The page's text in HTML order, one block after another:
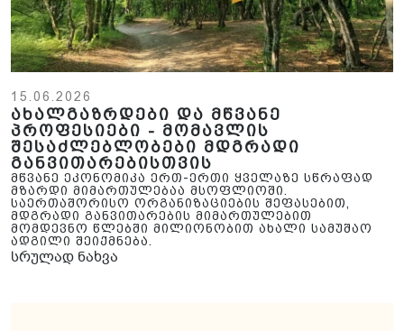
15.06.2026
ახალგაზრდები და მწვანე
პროფესიები - მომავლის
შესაძლებლობები მდგრადი
განვითარებისთვის
მწვანე ეკონომიკა ერთ-ერთი ყველაზე სწრაფად
მზარდი მიმართულებაა მსოფლიოში.
საერთაშორისო ორგანიზაციების შეფასებით,
მდგრადი განვითარების მიმართულებით
მომდევნო წლებში მილიონობით ახალი სამუშაო
ადგილი შეიქმნება.
სრულად ნახვა